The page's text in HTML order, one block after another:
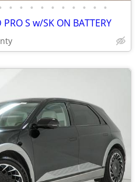
• • • • • • • • • •
S w/SK ON BATTERY